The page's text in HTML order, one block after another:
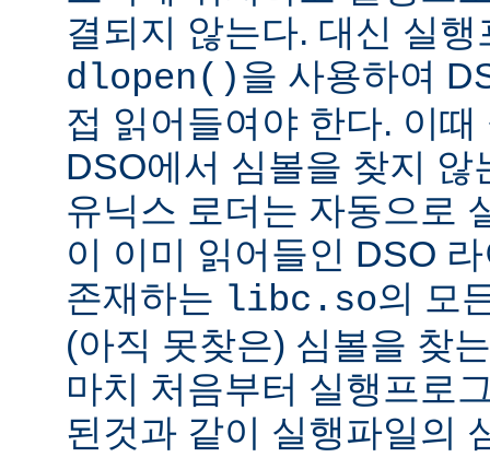
결되지 않는다. 대신 실
dlopen()을 사용하여
접 읽어들여야 한다. 이
DSO에서 심볼을 찾지 않
유닉스 로더는 자동으로
이 이미 읽어들인 DSO
존재하는 libc.so의 모
(아직 못찾은) 심볼을 찾
마치 처음부터 실행프로
된것과 같이 실행파일의